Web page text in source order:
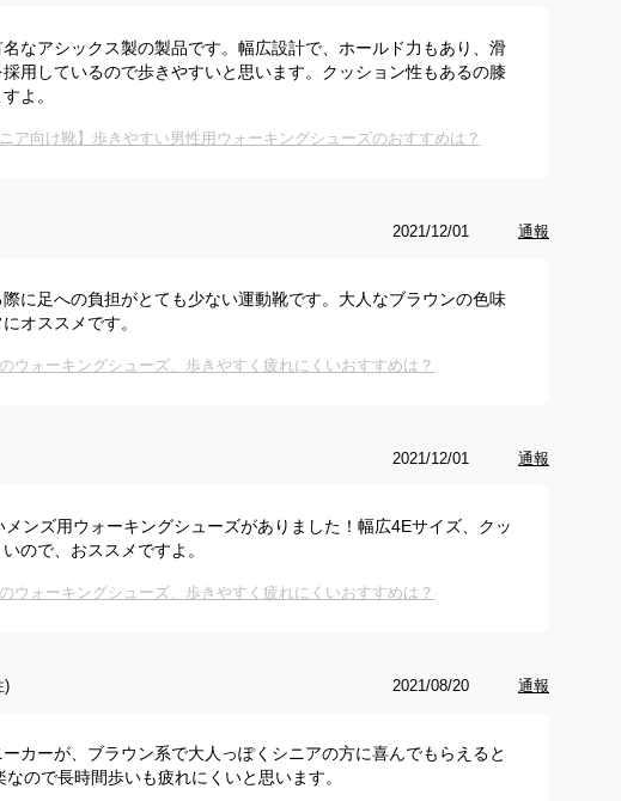
なアシックス製の製品です。幅広設計で、ホールド力もあり、滑
用しているので歩きやすいと思います。クッション性もあるの膝
よ。
ア向け靴】歩きやすい男性用ウォーキングシューズのおすすめは？
2021/12/01 通報
に足への負担がとても少ない運動靴です。大人なブラウンの色味
オススメです。
ウォーキングシューズ、歩きやすく疲れにくいおすすめは？
2021/12/01 通報
ンズ用ウォーキングシューズがありました！幅広4Eサイズ、クッ
ので、おススメですよ。
ウォーキングシューズ、歩きやすく疲れにくいおすすめは？
) 2021/08/20 通報
カーが、ブラウン系で大人っぽくシニアの方に喜んでもらえると
ので長時間歩いも疲れにくいと思います。